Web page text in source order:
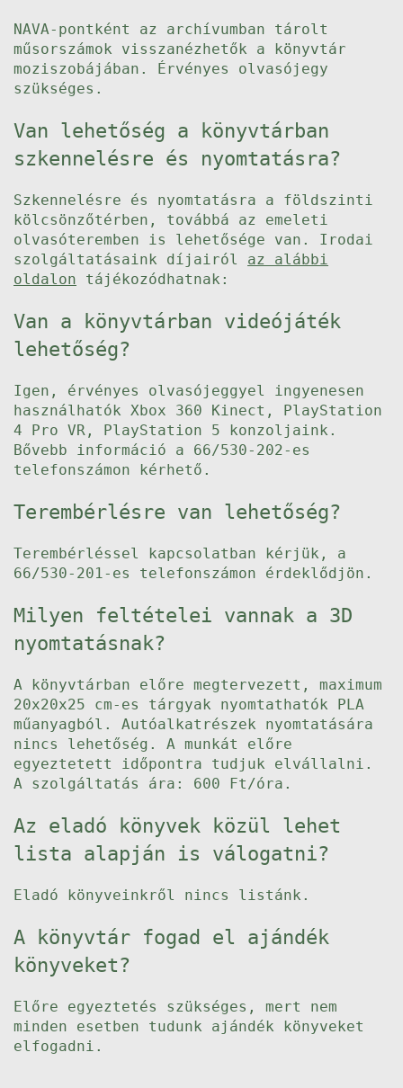
NAVA-pontként az archívumban tárolt
műsorszámok visszanézhetők a könyvtár
moziszobájában. Érvényes olvasójegy
szükséges.
Van lehetőség a könyvtárban
szkennelésre és nyomtatásra?
Szkennelésre és nyomtatásra a földszinti
kölcsönzőtérben, továbbá az emeleti
olvasóteremben is lehetősége van. Irodai
szolgáltatásaink díjairól az alábbi
oldalon tájékozódhatnak:
Van a könyvtárban videójáték
lehetőség?
Igen, érvényes olvasójeggyel ingyenesen
használhatók Xbox 360 Kinect, PlayStation
4 Pro VR, PlayStation 5 konzoljaink.
Bővebb információ a 66/530-202-es
telefonszámon kérhető.
Terembérlésre van lehetőség?
Terembérléssel kapcsolatban kérjük, a
66/530-201-es telefonszámon érdeklődjön.
Milyen feltételei vannak a 3D
nyomtatásnak?
A könyvtárban előre megtervezett, maximum
20x20x25 cm-es tárgyak nyomtathatók PLA
műanyagból. Autóalkatrészek nyomtatására
nincs lehetőség. A munkát előre
egyeztetett időpontra tudjuk elvállalni.
A szolgáltatás ára: 600 Ft/óra.
Az eladó könyvek közül lehet
lista alapján is válogatni?
Eladó könyveinkről nincs listánk.
A könyvtár fogad el ajándék
könyveket?
Előre egyeztetés szükséges, mert nem
minden esetben tudunk ajándék könyveket
elfogadni.